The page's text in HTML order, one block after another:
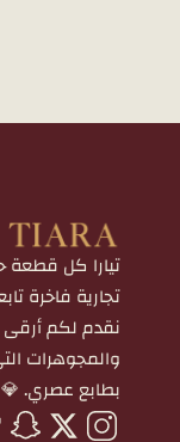
تيارا كل قطعة
تجارية فاخرة
نقدم لكم
والمجوهرات
بطابع عصري.